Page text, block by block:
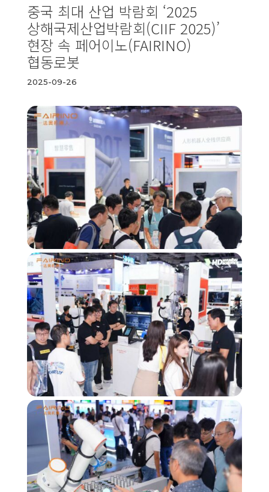
중국 최대 산업 박람회 ‘2025
상해국제산업박람회(CIIF 2025)’
현장 속 페어이노(FAIRINO)
협동로봇
2025-09-26